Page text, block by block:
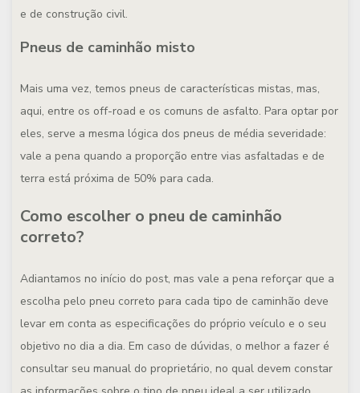
e de construção civil.
Pneus de caminhão misto
Mais uma vez, temos pneus de características mistas, mas,
aqui, entre os off-road e os comuns de asfalto. Para optar por
eles, serve a mesma lógica dos pneus de média severidade:
vale a pena quando a proporção entre vias asfaltadas e de
terra está próxima de 50% para cada.
Como escolher o pneu de caminhão
correto?
Adiantamos no início do post, mas vale a pena reforçar que a
escolha pelo pneu correto para cada tipo de caminhão deve
levar em conta as especificações do próprio veículo e o seu
objetivo no dia a dia. Em caso de dúvidas, o melhor a fazer é
consultar seu manual do proprietário, no qual devem constar